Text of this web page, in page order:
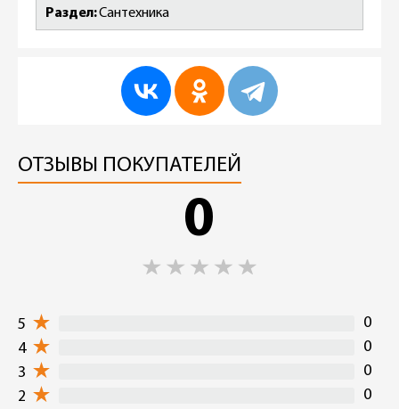
РазделСантехника
ОТЗЫВЫ ПОКУПАТЕЛЕЙ
0
5
0
4
0
3
0
2
0